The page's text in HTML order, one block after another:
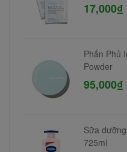
17,000₫
Phấn Phủ
Powder
95,000₫
Sữa
725ml